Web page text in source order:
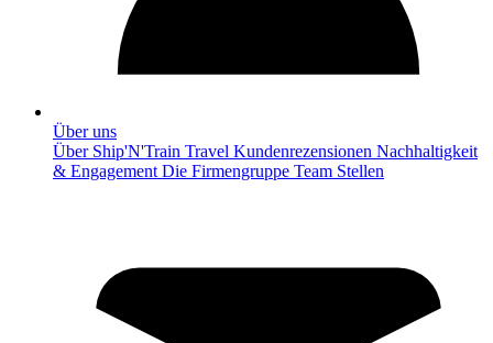
Über uns
Über Ship'N'Train Travel Kundenrezensionen Nachhaltigkeit
& Engagement Die Firmengruppe Team Stellen